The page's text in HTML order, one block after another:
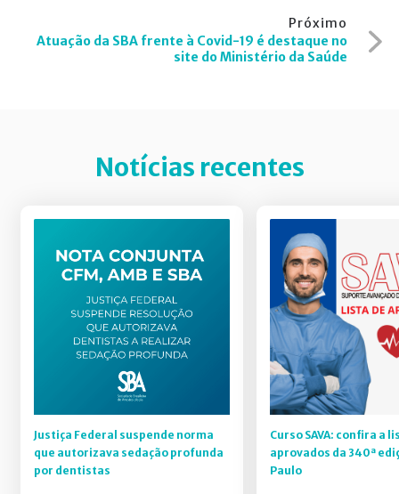
Próximo
Atuação da SBA frente à Covid-19 é destaque no
site do Ministério da Saúde
Notícias recentes
Justiça Federal suspende norma
que autorizava sedação profunda
por dentistas
Curso SAVA: confira a
aprovados da 340ª
Paulo